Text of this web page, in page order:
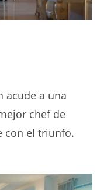
acude a una
chef de
con el triunfo.